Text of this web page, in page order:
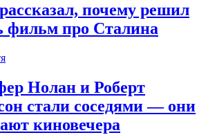
почему решил
фильм про Сталина
Нолан и Роберт
стали соседями — они
киновечера